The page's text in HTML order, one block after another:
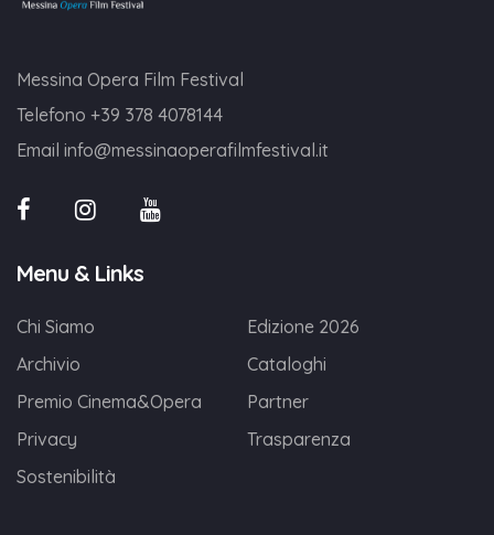
Messina Opera Film Festival
Telefono +39 378 4078144
Email info@messinaoperafilmfestival.it
Menu & Links
Chi Siamo
Edizione 2026
Archivio
Cataloghi
Premio Cinema&Opera
Partner
Privacy
Trasparenza
Sostenibilità